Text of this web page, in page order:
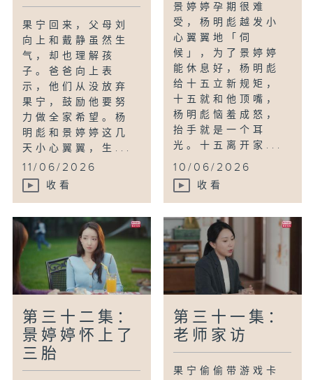
果宁回来，父母刘
向上和戴静虽然生
气，却也理解孩
子。爸爸向上表
示，他们从没放弃
果宁，鼓励他要努
力做全家希望。杨
明彪和景婷婷这几
天小心翼翼，生...
11/06/2026
收看
景婷婷孕期很难
受，杨明彪越发小
心翼翼地「伺
候」，为了景婷婷
能休息好，杨明彪
给十五立新规矩，
十五就和他顶嘴，
杨明彪恼羞成怒，
抬手就是一个耳
光。十五离开家...
10/06/2026
收看
第三十二集：
景婷婷怀上了
三胎
第三十一集：
老师家访
果宁偷偷带游戏卡